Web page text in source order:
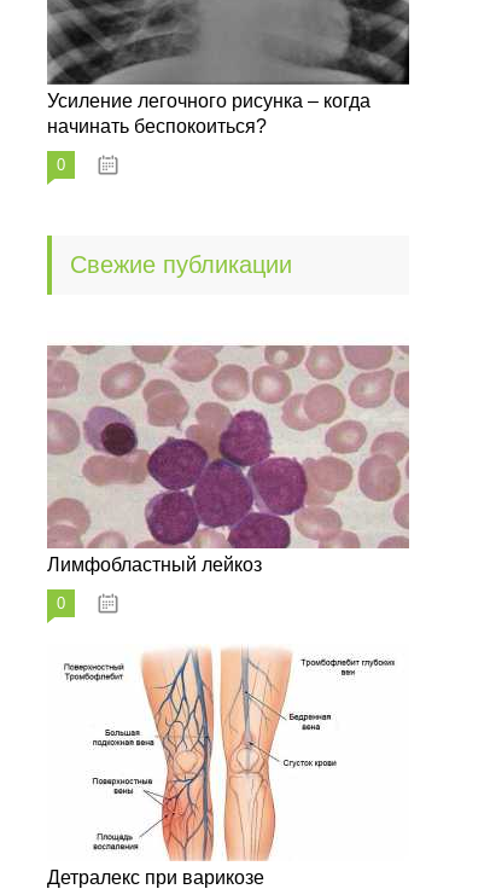
Усиление легочного рисунка – когда
начинать беспокоиться?
0
Свежие публикации
Лимфобластный лейкоз
0
Детралекс при варикозе